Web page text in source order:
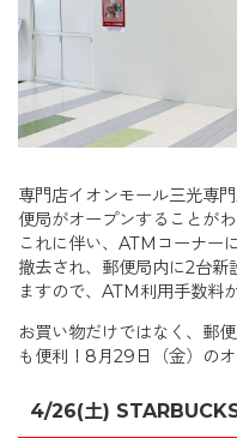
専門店イオンモール三光専
便局がオープンすることがわ
これに伴い、ATMコーナー
撤去され、郵便局内に2台新
ますので、ATM利用手数料
お買い物だけではなく、郵
も便利！8月29日（金）のオ
4/26(土)